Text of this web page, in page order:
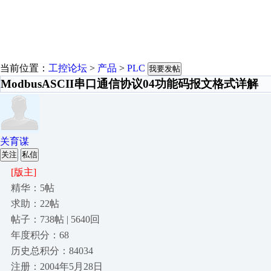
当前位置： 工控论坛 > 产品 > PLC 我要发帖
ModbusASCII串口通信协议04功能码报文格式详解
关育谋
关注 私信
[版主]
精华：5帖
求助：22帖
帖子：738帖 | 5640回
年度积分：68
历史总积分：84034
注册：2004年5月28日